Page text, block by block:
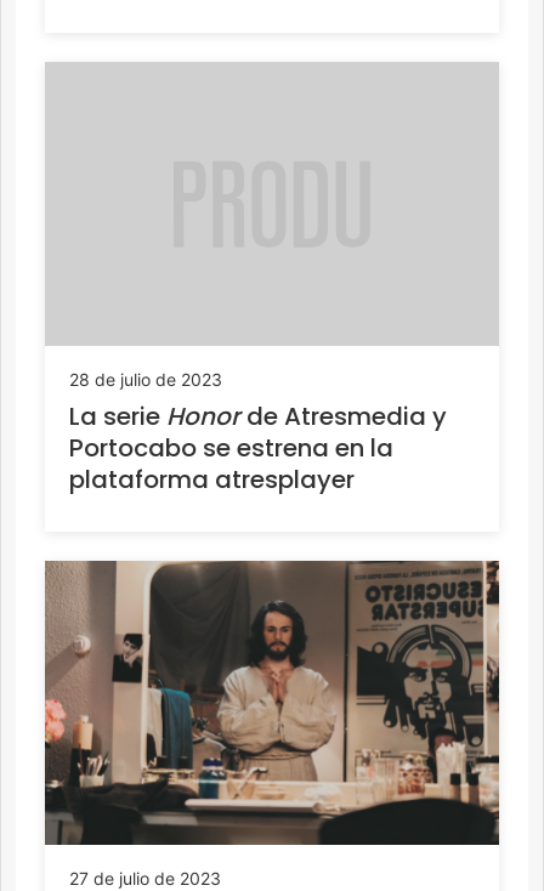
28 de julio de 2023
La serie Honorde Atresmedia y
Portocabo se estrena en la
plataforma atresplayer
27 de julio de 2023